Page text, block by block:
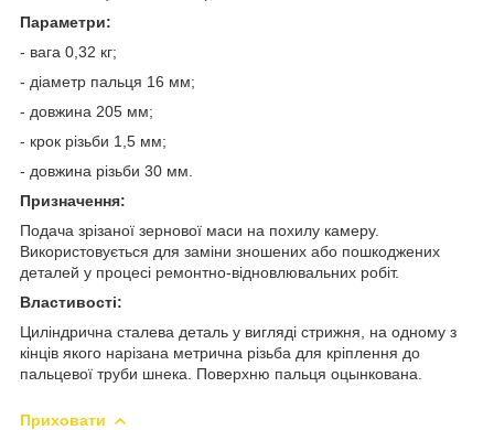
Параметри:
- вага 0,32 кг;
- діаметр пальця 16 мм;
- довжина 205 мм;
- крок різьби 1,5 мм;
- довжина різьби 30 мм.
Призначення:
Подача зрізаної зернової маси на похилу камеру.
Використовується для заміни зношених або пошкоджених
деталей у процесі ремонтно-відновлювальних робіт.
Властивості:
Циліндрична сталева деталь у вигляді стрижня, на одному з
кінців якого нарізана метрична різьба для кріплення до
пальцевої труби шнека. Поверхню пальця оцынкована.
Приховати